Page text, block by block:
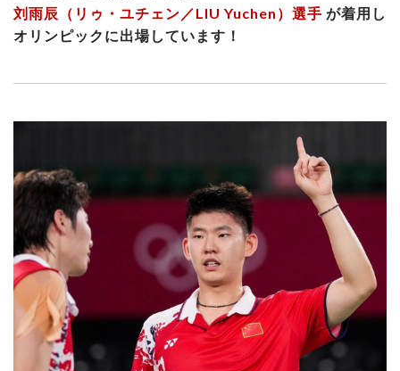
刘雨辰（リゥ・ユチェン／LIU Yuchen）選手 が着用し
オリンピックに出場しています！